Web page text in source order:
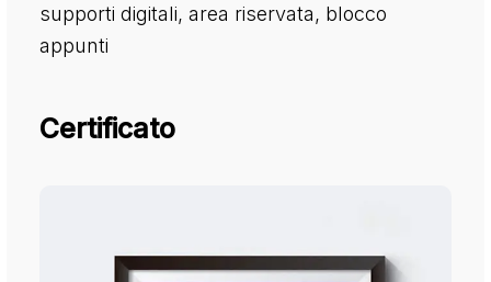
supporti digitali, area riservata, blocco
appunti
Certificato